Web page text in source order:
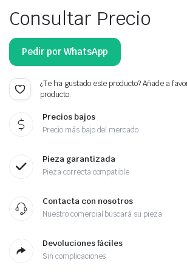
Consultar Precio
Pedir por WhatsApp
¿Te ha gustado este producto? Añade a
producto.
Precios bajos
Precio más bajo del mercado
Pieza garantizada
Pieza correcta compatible
Contacta con nosotros
Nuestro comercial buscará su pieza
Devoluciones fáciles
Sin complicaciones